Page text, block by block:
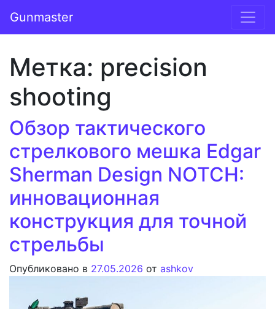
Основная навигация
Gunmaster
Метка: precision
shooting
Обзор тактического
стрелкового мешка Edgar
Sherman Design NOTCH:
инновационная
конструкция для точной
стрельбы
Опубликовано в 27.05.2026 от ashkov